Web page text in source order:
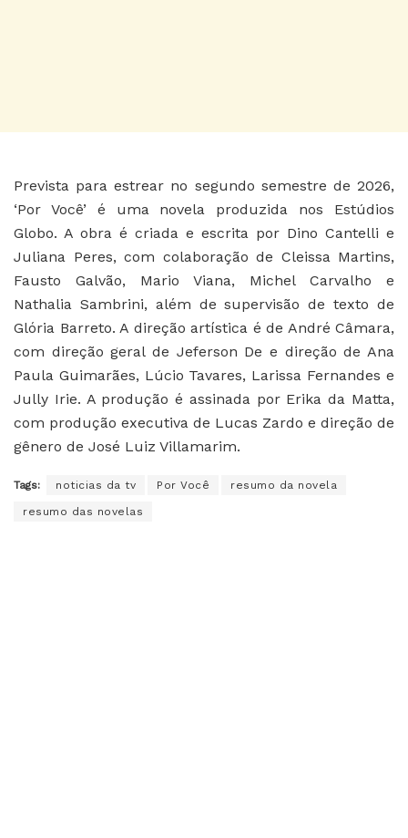
Prevista para estrear no segundo semestre de 2026,
‘Por Você’ é uma novela produzida nos Estúdios
Globo. A obra é criada e escrita por Dino Cantelli e
Juliana Peres, com colaboração de Cleissa Martins,
Fausto Galvão, Mario Viana, Michel Carvalho e
Nathalia Sambrini, além de supervisão de texto de
Glória Barreto. A direção artística é de André Câmara,
com direção geral de Jeferson De e direção de Ana
Paula Guimarães, Lúcio Tavares, Larissa Fernandes e
Jully Irie. A produção é assinada por Erika da Matta,
com produção executiva de Lucas Zardo e direção de
gênero de José Luiz Villamarim.
Tags: noticias da tv Por Você resumo da novela
resumo das novelas